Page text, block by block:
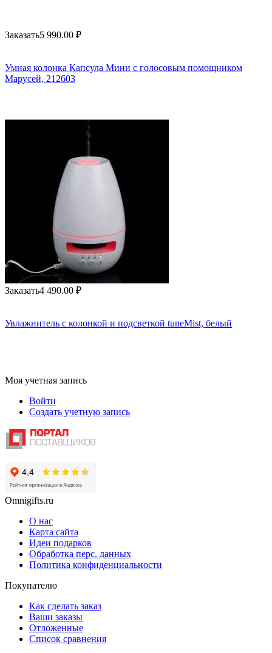
Заказать5 990.00 ₽
Умная колонка Капсула Мини с голосовым помощником
Марусей, 212603
Заказать4 490.00 ₽
Увлажнитель с колонкой и подсветкой tuneMist, белый
Моя учетная запись
Войти
Создать учетную запись
Omnigifts.ru
О нас
Карта сайта
Идеи подарков
Обработка перс. данных
Политика конфиденциальности
Покупателю
Как сделать заказ
Ваши заказы
Отложенные
Список сравнения